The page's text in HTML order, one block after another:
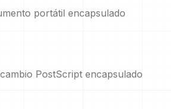
portátil encapsulado
PostScript encapsulado